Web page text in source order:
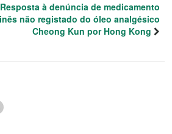
Resposta à denúncia de medicamento
não registado do óleo analgésico
Cheong Kun por Hong Kong